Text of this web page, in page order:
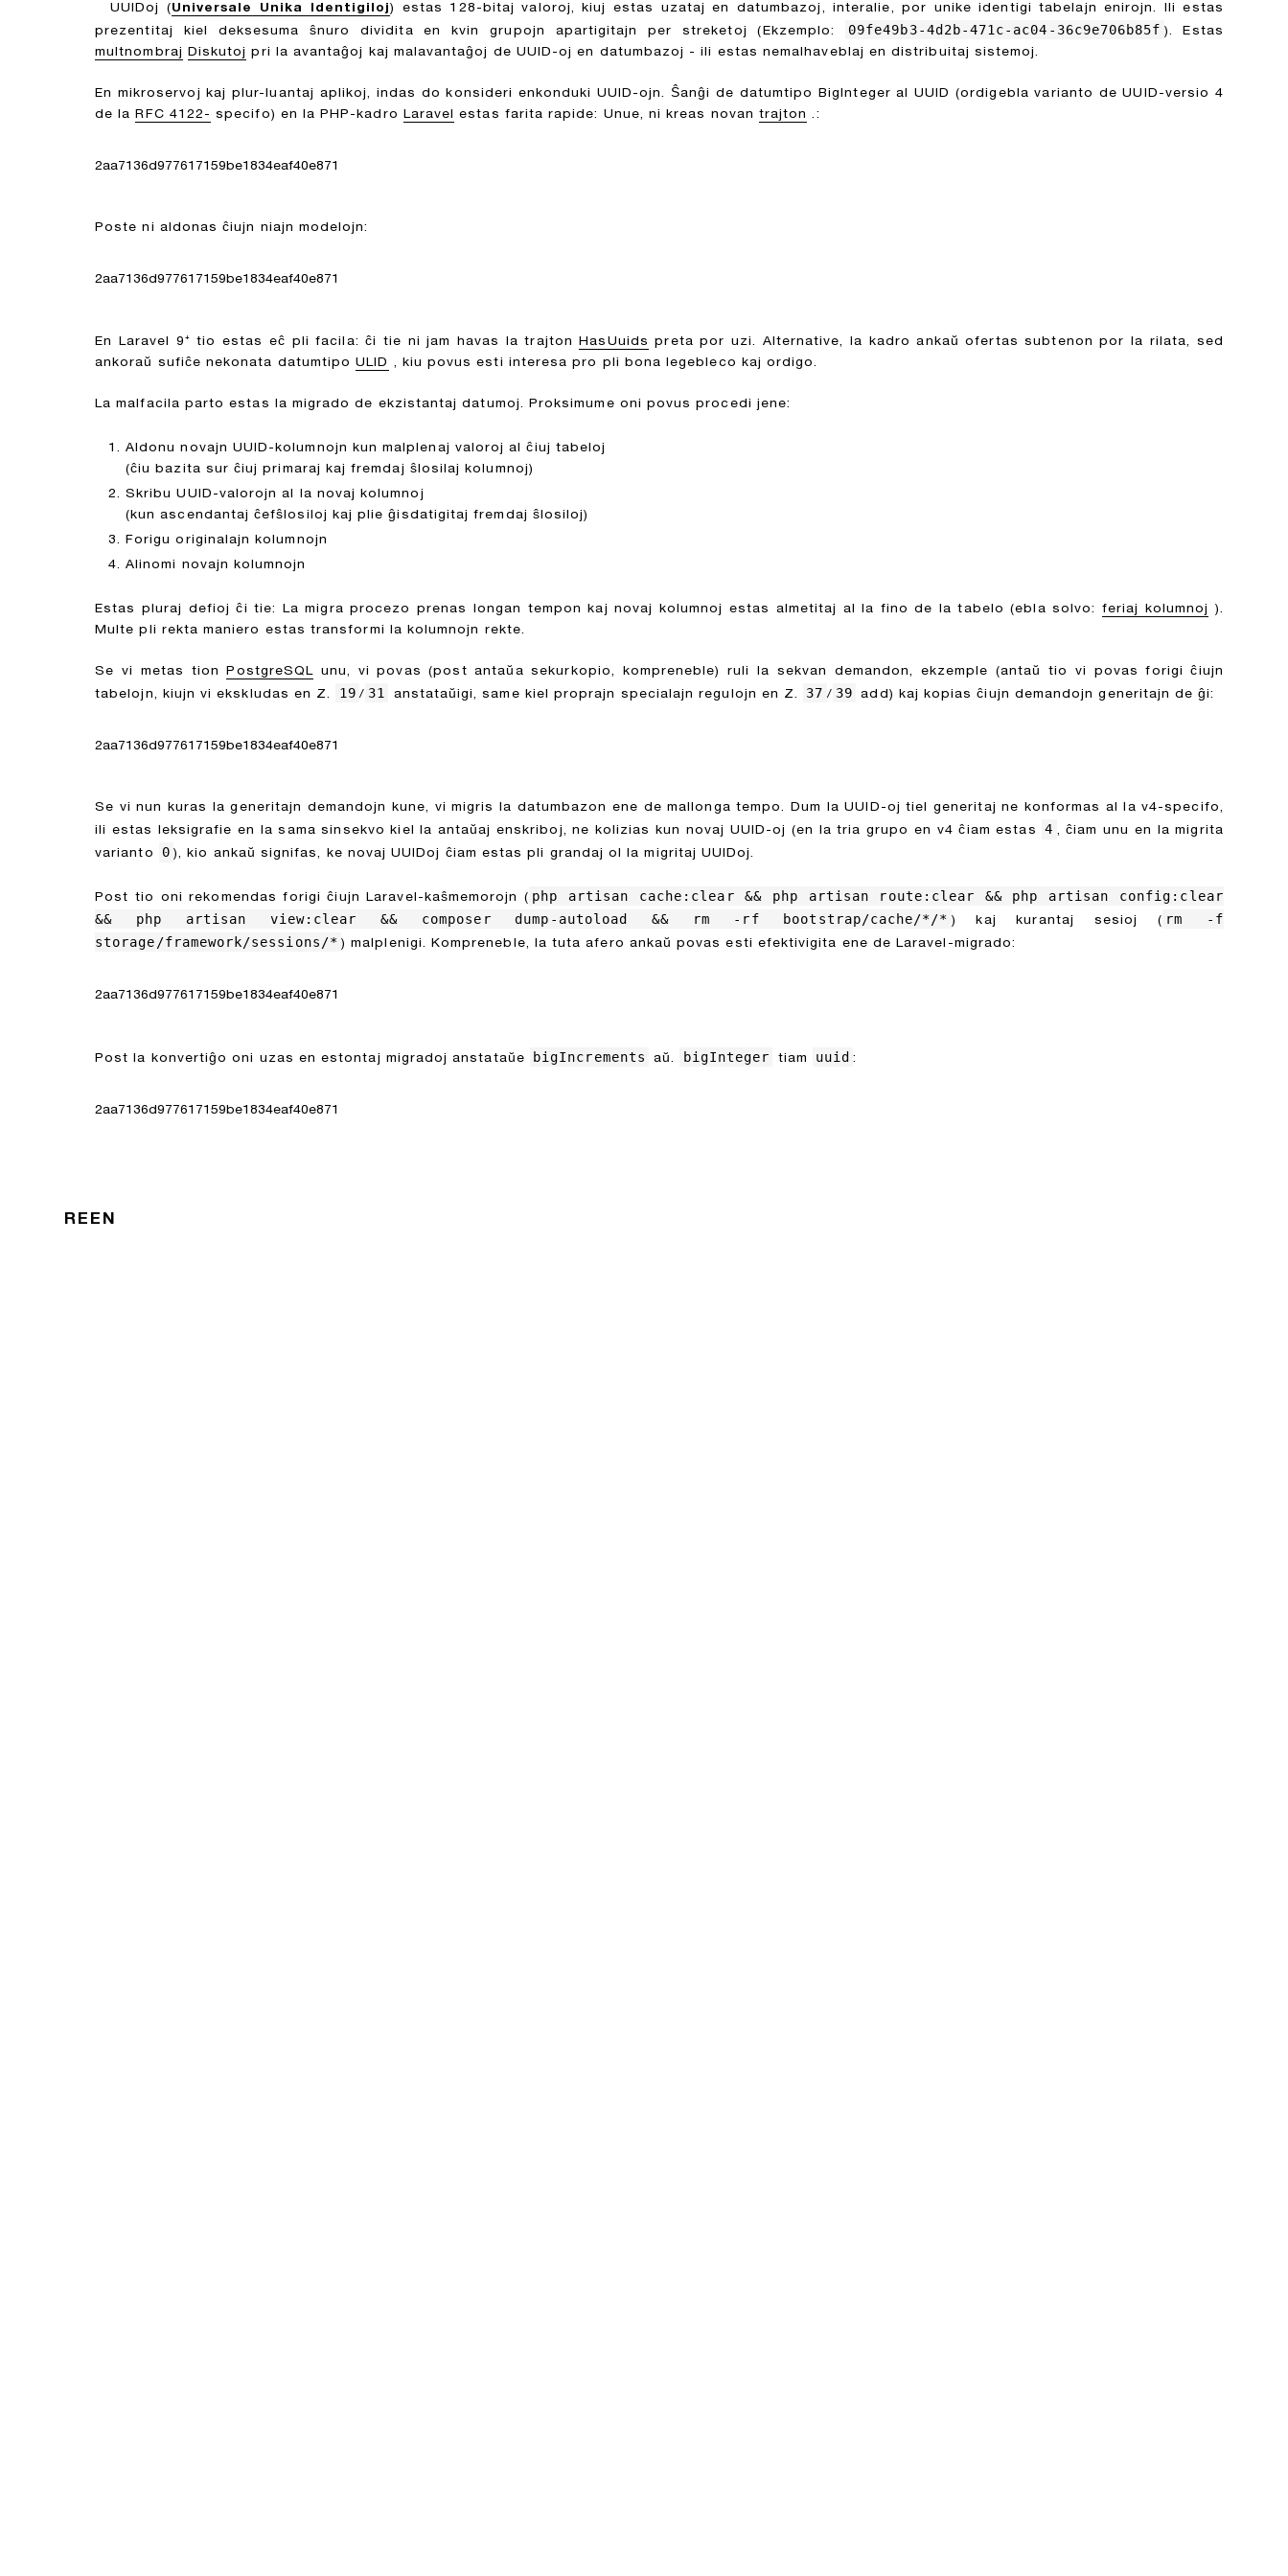
UUIDoj (Universale Unika Identigiloj) ​​estas 128-bitaj valoroj, kiuj estas uzataj en datumbazoj, interalie, por unike identigi tabelajn enirojn. Ili estas
prezentitaj kiel deksesuma ŝnuro dividita en kvin grupojn apartigitajn per streketoj (Ekzemplo:
09fe49b3-4d2b-471c-ac04-36c9e706b85f ). Estas
multnombraj
Diskutoj pri la avantaĝoj kaj malavantaĝoj de UUID-oj en datumbazoj - ili estas nemalhaveblaj en distribuitaj sistemoj.
En mikroservoj kaj plur-luantaj aplikoj, indas do konsideri enkonduki UUID-ojn. Ŝanĝi de datumtipo BigInteger al UUID (ordigebla varianto de UUID-versio 4
de laRFC 4122- specifo) en la PHP-kadro Laravel estas farita rapide: Unue, ni kreas novan trajton .:
2aa7136d977617159be1834eaf40e871
Poste ni aldonas ĉiujn niajn modelojn:
2aa7136d977617159be1834eaf40e871
En Laravel 9⁺ tio estas eĉ pli facila: ĉi tie ni jam havas la trajtonHasUuids preta por uzi. Alternative, la kadro ankaŭ ofertas subtenon por la rilata, sed
ankoraŭ sufiĉe nekonata datumtipoULID , kiu povus esti interesa pro pli bona legebleco kaj ordigo.
La malfacila parto estas la migrado de ekzistantaj datumoj. Proksimume oni povus procedi jene:
Aldonu novajn UUID-kolumnojn kun malplenaj valoroj al ĉiuj tabeloj
(ĉiu bazita sur ĉiuj primaraj kaj fremdaj ŝlosilaj kolumnoj)
Skribu UUID-valorojn al la novaj kolumnoj
(kun ascendantaj ĉefŝlosiloj kaj plie ĝisdatigitaj fremdaj ŝlosiloj)
Forigu originalajn kolumnojn
Alinomi novajn kolumnojn
Estas pluraj defioj ĉi tie: La migra procezo prenas longan tempon kaj novaj kolumnoj estas almetitaj al la fino de la tabelo (ebla solvo: feriaj kolumnoj
).
Multe pli rekta maniero estas transformi la kolumnojn rekte.
Se vi metas tionPostgreSQL unu, vi povas (post antaŭa sekurkopio, kompreneble) ruli la sekvan demandon, ekzemple (antaŭ tio vi povas forigi ĉiujn
tabelojn, kiujn vi ekskludas en Z.
19 / 31 anstataŭigi, same kiel proprajn specialajn regulojn en Z. 37 / 39 add) kaj kopias ĉiujn demandojn generitajn de ĝi:
2aa7136d977617159be1834eaf40e871
Se vi nun kuras la generitajn demandojn kune, vi migris la datumbazon ene de mallonga tempo. Dum la UUID-oj tiel generitaj ne konformas al la v4-specifo,
ili estas leksigrafie en la sama sinsekvo kiel la antaŭaj enskriboj, ne kolizias kun novaj UUID-oj (en la tria grupo en v4 ĉiam estas
4 , ĉiam unu en la migrita
varianto
0 ), kio ankaŭ signifas, ke novaj UUIDoj ĉiam estas pli grandaj ol la migritaj UUIDoj.
Post tio oni rekomendas forigi ĉiujn Laravel-kaŝmemorojn ( php artisan cache:clear && php artisan route:clear && php artisan config:clear
&& php artisan view:clear && composer dump-autoload && rm -rf bootstrap/cache/*/* ) kaj kurantaj sesioj ( rm -f
storage/framework/sessions/* ) malplenigi. Kompreneble, la tuta afero ankaŭ povas esti efektivigita ene de Laravel-migrado:
2aa7136d977617159be1834eaf40e871
Post la konvertiĝo oni uzas en estontaj migradoj anstataŭe bigIncrements aŭ. bigInteger tiam uuid :
2aa7136d977617159be1834eaf40e871
REEN